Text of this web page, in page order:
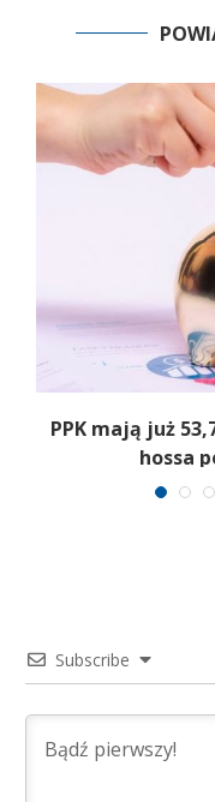
PPK mają już
hossa
Subscribe